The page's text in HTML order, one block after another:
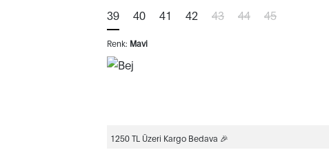
39 40 41 42 43 44 45
Renk: Mavi
1250 TL Üzeri Kargo Bedava 🎉